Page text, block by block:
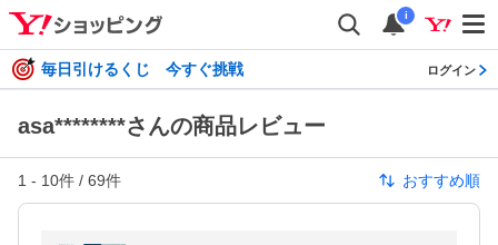
i
毎日引けるくじ 今すぐ挑戦 ログイン
asa********さんの商品レビュー
1 - 10件 / 69件 おすすめ順